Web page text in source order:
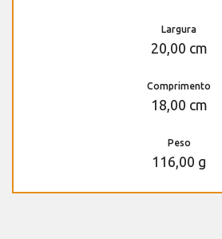
Largura
20,00 cm
Comprimento
18,00 cm
Peso
116,00 g